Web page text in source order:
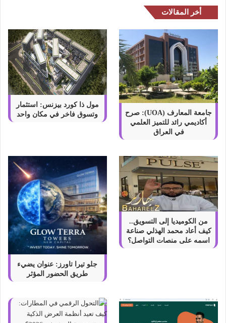
أخر المقالات
جامعة المعارف (UOA): صرح
أكاديمي رائد للتميز العلمي
في العراق
مول ذا كورد بيزنس: استثمار
وتسوق فاخر في مكان واحد
من الكوميديا إلى التسويق..
كيف أعاد محمد الهذلي صناعة
اسمه على منصات التواصل؟
جلو تيرا تاورز: عنوان يضيء
طريق الحضور المؤثر